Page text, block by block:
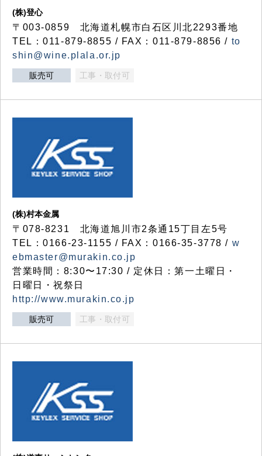
(株)登心
〒003-0859 北海道札幌市白石区川北2293番地
TEL：011-879-8855 / FAX：011-879-8856 / to
shin@wine.plala.or.jp
販売可 工事・取付可
(株)村本金属
〒078-8231 北海道旭川市2条通15丁目左5号
TEL：0166-23-1155 / FAX：0166-35-3778 / w
ebmaster@murakin.co.jp
営業時間：8:30〜17:30 / 定休日：第一土曜日・
日曜日・祝祭日
http://www.murakin.co.jp
販売可 工事・取付可